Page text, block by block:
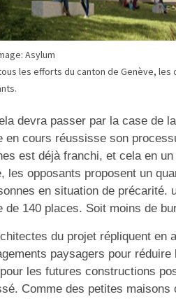
Asylum
les efforts du canton de Genève,
devra passer par la case de
en cours réussisse son
est déjà franchi, et cela en
les opposants proposent un
en situation de précarité.
de 140 places. Soit moins de
du projet répliquent en
paysagers pour
les futures constructions
Comme des petites